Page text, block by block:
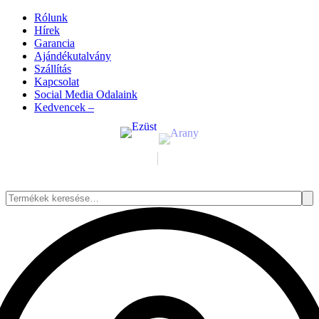
Rólunk
Hírek
Garancia
Ajándékutalvány
Szállítás
Kapcsolat
Social Media Odalaink
Kedvencek –
Keresés
következőre: